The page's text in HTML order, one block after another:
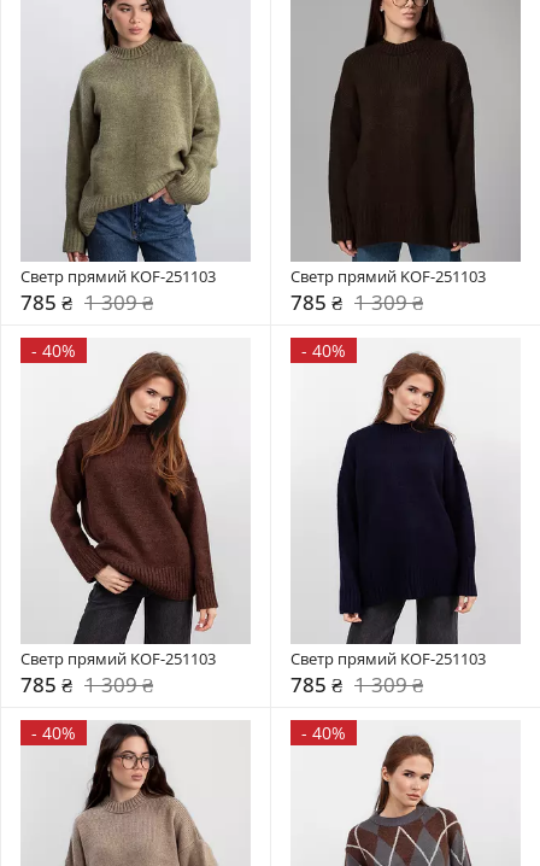
Светр прямий KOF-251103
785 ₴ 1 309 ₴
Светр прямий KOF-251103
785 ₴ 1 309 ₴
- 40%
Светр прямий KOF-251103
785 ₴ 1 309 ₴
- 40%
Светр прямий KOF-251103
785 ₴ 1 309 ₴
- 40% - 40%